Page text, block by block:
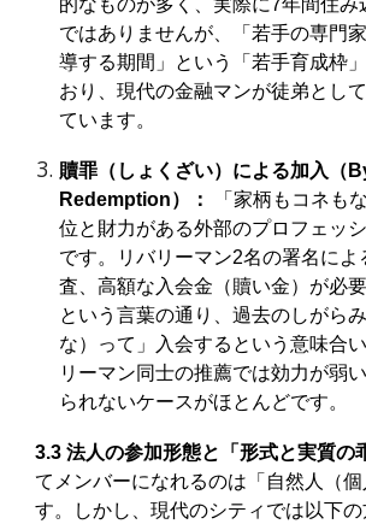
的なものが多く、実際に7年間住み
ではありませんが、「若手の専門
導する期間」という「若手育成枠
おり、現代の金融マンが徒弟とし
ています。
贖罪（しょくざい）による加入（
Redemption）：
「家柄もコネも
位と財力がある外部のプロフェッ
です。リバリーマン2名の署名によ
査、高額な入会金（贖い金）が必
という言葉の通り、過去のしがら
な）って」入会するという意味合
リーマン同士の推薦では効力が弱
られないケースがほとんどです。
3.3 法人の参加形態と「形式と実質の
てメンバーになれるのは「自然人（
す。しかし、現代のシティでは以下